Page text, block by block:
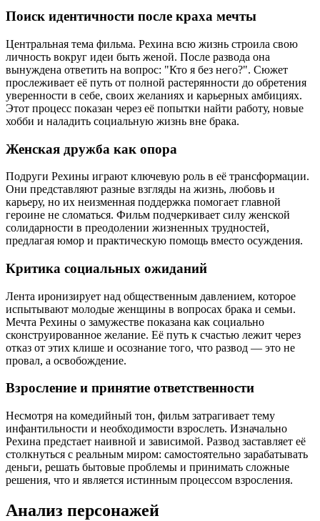
Поиск идентичности после краха мечты
Центральная тема фильма. Рехина всю жизнь строила свою
личность вокруг идеи быть женой. После развода она
вынуждена ответить на вопрос: "Кто я без него?". Сюжет
прослеживает её путь от полной растерянности до обретения
уверенности в себе, своих желаниях и карьерных амбициях.
Этот процесс показан через её попытки найти работу, новые
хобби и наладить социальную жизнь вне брака.
Женская дружба как опора
Подруги Рехины играют ключевую роль в её трансформации.
Они представляют разные взгляды на жизнь, любовь и
карьеру, но их неизменная поддержка помогает главной
героине не сломаться. Фильм подчеркивает силу женской
солидарности в преодолении жизненных трудностей,
предлагая юмор и практическую помощь вместо осуждения.
Критика социальных ожиданий
Лента иронизирует над общественным давлением, которое
испытывают молодые женщины в вопросах брака и семьи.
Мечта Рехины о замужестве показана как социально
сконструированное желание. Её путь к счастью лежит через
отказ от этих клише и осознание того, что развод — это не
провал, а освобождение.
Взросление и принятие ответственности
Несмотря на комедийный тон, фильм затрагивает тему
инфантильности и необходимости взрослеть. Изначально
Рехина предстает наивной и зависимой. Развод заставляет её
столкнуться с реальным миром: самостоятельно зарабатывать
деньги, решать бытовые проблемы и принимать сложные
решения, что и является истинным процессом взросления.
Анализ персонажей